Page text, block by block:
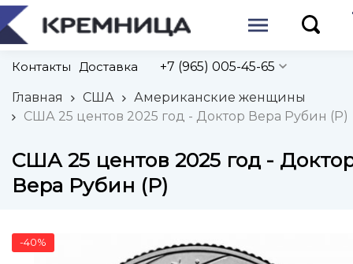
Контакты Доставка +7 (965) 005-45-65
Главная США
Американские женщины
США 25 центов 2025 год - Доктор Вера Рубин (P)
США 25 центов 2025 год -
Вера Рубин (P)
-40%